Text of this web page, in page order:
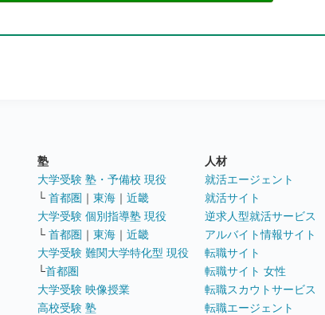
塾
大学受験 塾・予備校 現役
└ 首都圏 ｜ 東海 ｜ 近畿
大学受験 個別指導塾 現役
└ 首都圏 ｜ 東海 ｜ 近畿
大学受験 難関大学特化型 現役
└首都圏
大学受験 映像授業
高校受験 塾
人材
就活エージェント
就活サイト
逆求人型就活サービス
アルバイト情報サイト
転職サイト
転職サイト 女性
転職スカウトサービス
転職エージェント